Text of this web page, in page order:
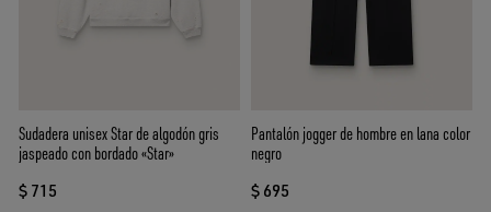
Sudadera unisex Star de algodón gris
jaspeado con bordado «Star»
$ 715
Pantalón jogger de hombre en lana color
negro
$ 695